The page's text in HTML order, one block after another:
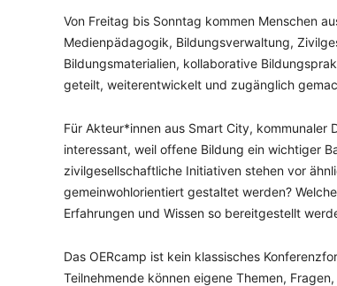
Von Freitag bis Sonntag kommen Menschen
Medienpädagogik, Bildungsverwaltung,
Bildungsmaterialien, kollaborative
geteilt, weiterentwickelt und zugänglich
Für Akteur*innen aus Smart City,
interessant, weil offene Bildung ein wichtiger
zivilgesellschaftliche Initiativen stehen vor
gemeinwohlorientiert gestaltet werden?
Erfahrungen und Wissen so bereitgestellt
Das OERcamp ist kein klassisches
Teilnehmende können eigene Themen,